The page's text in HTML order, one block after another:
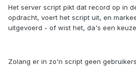
Het server script pikt dat record op in
opdracht, voert het script uit, en
uitgevoerd - of wist het, da's een
Zolang er in zo'n script geen